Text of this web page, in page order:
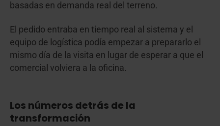
basadas en demanda real del terreno.
El pedido entraba en tiempo real al sistema y el
equipo de logística podía empezar a prepararlo el
mismo día de la visita en lugar de esperar a que el
comercial volviera a la oficina.
Los números detrás de la
transformación